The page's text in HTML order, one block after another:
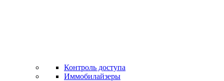
Контроль доступа
Иммобилайзеры